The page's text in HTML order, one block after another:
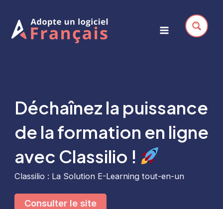
contenu
Déchaînez la puissance
de la formation en ligne
avec Classilio !
Classilio : La Solution E-Learning tout-en-un
Consulter le site